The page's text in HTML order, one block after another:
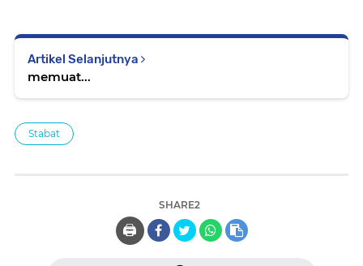
Artikel Selanjutnya
memuat...
Stabat
SHARE2
🖨️